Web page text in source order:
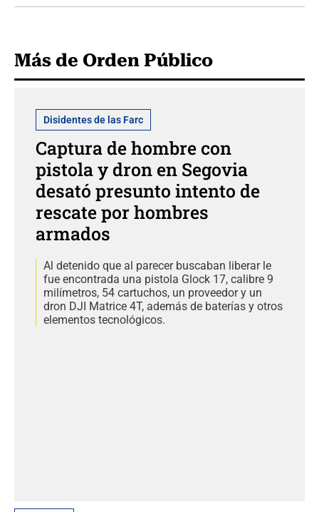
Más de Orden Público
Disidentes de las Farc
Captura de hombre con
pistola y dron en Segovia
desató presunto intento de
rescate por hombres
armados
Al detenido que al parecer buscaban liberar le
fue encontrada una pistola Glock 17, calibre 9
milímetros, 54 cartuchos, un proveedor y un
dron DJI Matrice 4T, además de baterías y otros
elementos tecnológicos.